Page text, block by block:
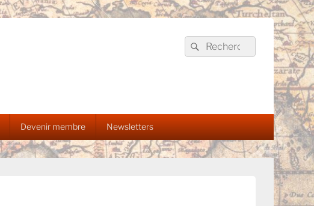
Recherche :
Rechercher
Devenir membre Newsletters